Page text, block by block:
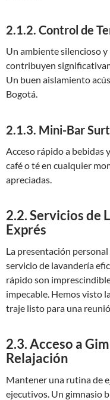
2.1.2. Control de
Un ambiente silencioso
contribuyen
Un buen aislamiento
Bogotá.
2.1.3. Mini-Bar
Acceso rápido a bebidas
café o té en cualquier
apreciadas.
2.2. Servicios de
Exprés
La presentación
servicio de lavandería
rápido son
impecable. Hemos visto
traje listo para una
2.3. Acceso a
Relajación
Mantener una rutina de
ejecutivos. Un gimnasio